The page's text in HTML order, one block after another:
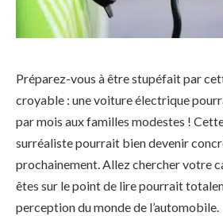
Préparez-vous à être stupéfait par
croyable : une voiture électrique
par mois aux familles modestes !
surréaliste pourrait bien devenir
prochainement. Allez chercher votre
êtes sur le point de lire pourrait
perception du monde de l’automobile.